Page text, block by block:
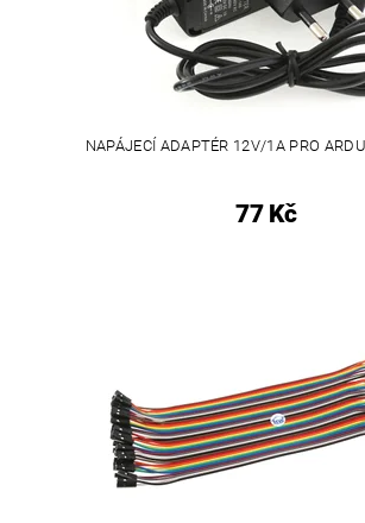
NAPÁJECÍ ADAPTÉR 12V/1A PRO
77 Kč